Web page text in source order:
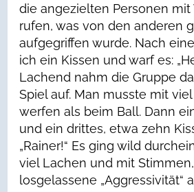
die angezielten Personen mit
rufen, was von den anderen
aufgegriffen wurde. Nach
ich ein Kissen und warf es:
Lachend nahm die Gruppe
Spiel auf. Man musste mit
werfen als beim Ball. Dann
und ein drittes, etwa zehn
„Rainer!“ Es ging wild
viel Lachen und mit
losgelassene „Aggressivität“